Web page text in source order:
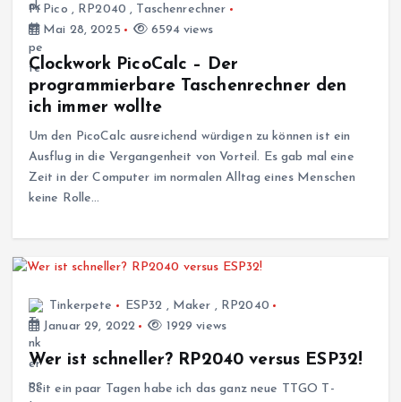
Pi Pico , RP2040 , Taschenrechner
Mai 28, 2025
6594 views
Clockwork PicoCalc – Der
programmierbare Taschenrechner den
ich immer wollte
Um den PicoCalc ausreichend würdigen zu können ist ein
Ausflug in die Vergangenheit von Vorteil. Es gab mal eine
Zeit in der Computer im normalen Alltag eines Menschen
keine Rolle…
Tinkerpete ESP32 , Maker , RP2040
Januar 29, 2022
1929 views
Wer ist schneller? RP2040 versus ESP32!
Seit ein paar Tagen habe ich das ganz neue TTGO T-